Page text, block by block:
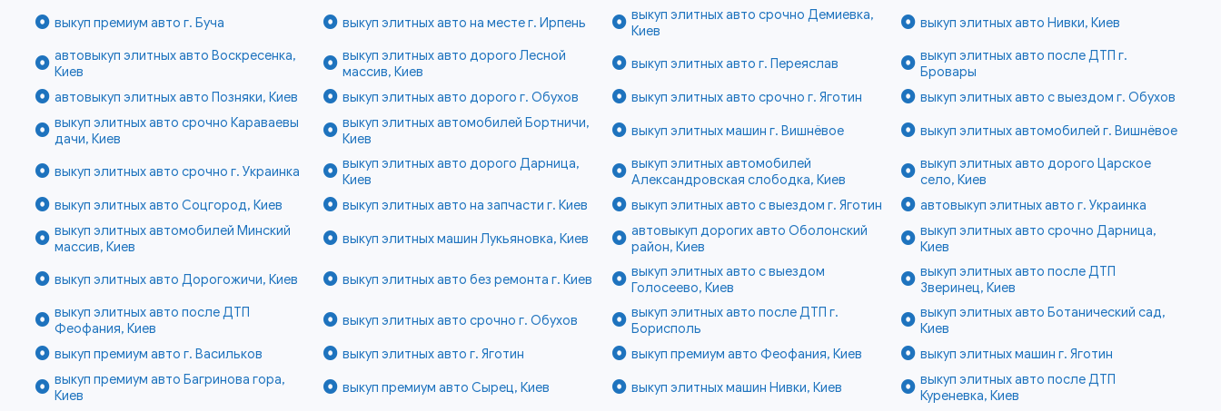
выкуп премиум авто г. Буча выкуп элитных авто на месте г. Ирпень
выкуп элитных авто срочно Демиевка,
Киев
выкуп элитных авто Нивки, Киев
автовыкуп элитных авто Воскресенка,
Киев
выкуп элитных авто дорого Лесной
массив, Киев
выкуп элитных авто г. Переяслав
выкуп элитных авто после ДТП г.
Бровары
автовыкуп элитных авто Позняки, Киев
выкуп элитных авто дорого г. Обухов выкуп элитных авто срочно г. Яготин
выкуп элитных авто с выездом г. Обухов
выкуп элитных авто срочно Караваевы
дачи, Киев
выкуп элитных автомобилей Бортничи,
Киев
выкуп элитных машин г. Вишнёвое выкуп элитных автомобилей г. Вишнёвое
выкуп элитных авто срочно г. Украинка
выкуп элитных авто дорого Дарница,
Киев
выкуп элитных автомобилей
Александровская слободка, Киев
выкуп элитных авто дорого Царское
село, Киев
выкуп элитных авто Соцгород, Киев
выкуп элитных авто на запчасти г. Киев выкуп элитных авто с выездом г. Яготин
автовыкуп элитных авто г. Украинка
выкуп элитных автомобилей Минский
массив, Киев
выкуп элитных машин Лукьяновка, Киев
автовыкуп дорогих авто Оболонский
район, Киев
выкуп элитных авто срочно Дарница,
Киев
выкуп элитных авто Дорогожичи, Киев
выкуп элитных авто без ремонта г. Киев
выкуп элитных авто с выездом
Голосеево, Киев
выкуп элитных авто после ДТП
Зверинец, Киев
выкуп элитных авто после ДТП
Феофания, Киев
выкуп элитных авто срочно г. Обухов
выкуп элитных авто после ДТП г.
Борисполь
выкуп элитных авто Ботанический сад,
Киев
выкуп премиум авто г. Васильков
выкуп элитных авто г. Яготин выкуп премиум авто Феофания, Киев
выкуп элитных машин г. Яготин
выкуп премиум авто Багринова гора,
Киев
выкуп премиум авто Сырец, Киев выкуп элитных машин Нивки, Киев
выкуп элитных авто после ДТП
Куреневка, Киев